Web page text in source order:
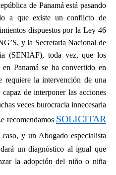
de Panamá está pasando
a que existe un conflicto de
dispuestos por la Ley 46
y la Secretaria Nacional de
(SENIAF), toda vez, que los
Panamá se ha convertido en
requiere la intervención de una
de interponer las acciones
veces burocracia innecesaria
recomendamos SOLICITAR
y un Abogado especialista
un diagnóstico al igual que
la adopción del niño o niña